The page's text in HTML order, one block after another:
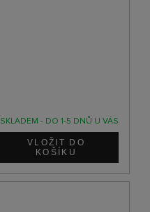
SKLADEM - DO 1-5 DNŮ U VÁS